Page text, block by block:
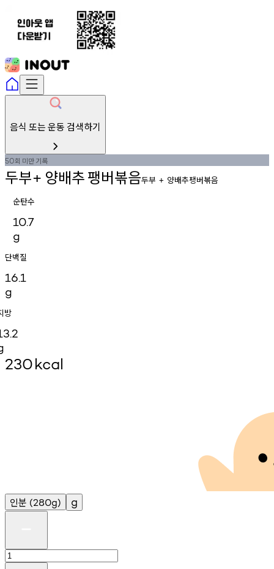
음식 또는 운동 검색하기
50회 미만기록
두부+ 양배추팽버볶음두부 + 양배추팽버볶음
순탄수
10.7
g
단백질
16.1
g
방
230kcal
인분 (280g) g